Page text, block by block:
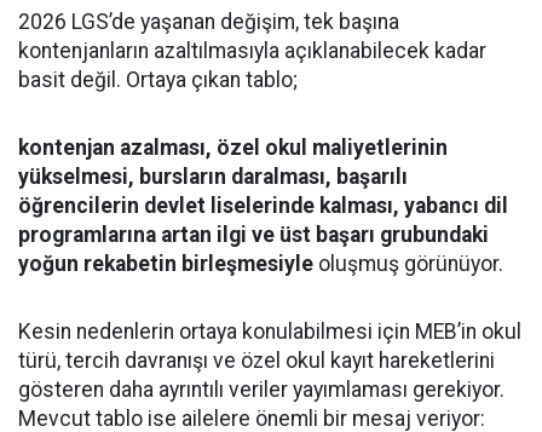
2026 LGS’de yaşanan değişim, tek başına
kontenjanların azaltılmasıyla açıklanabilecek kadar
basit değil. Ortaya çıkan tablo;
kontenjan azalması, özel okul maliyetlerinin
yükselmesi, bursların daralması, başarılı
öğrencilerin devlet liselerinde kalması, yabancı dil
programlarına artan ilgi ve üst başarı grubundaki
yoğun rekabetin birleşmesiyle oluşmuş görünüyor.
Kesin nedenlerin ortaya konulabilmesi için MEB’in okul
türü, tercih davranışı ve özel okul kayıt hareketlerini
gösteren daha ayrıntılı veriler yayımlaması gerekiyor.
Mevcut tablo ise ailelere önemli bir mesaj veriyor: